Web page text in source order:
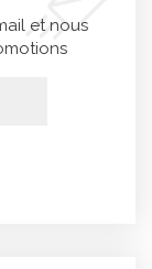
et nous